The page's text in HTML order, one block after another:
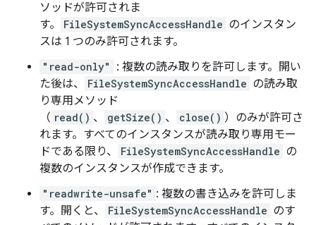
ソッドが許可されま
す。
FileSystemSyncAccessHandle のインスタン
スは 1 つのみ許可されます。
"read-only"
: 複数の読み取りを許可します。開い
た後は、
FileSystemSyncAccessHandle の読み取
り専用メソッド
（ read() 、 getSize() 、 close() ）のみが許可さ
れます。すべてのインスタンスが読み取り専用モー
ドである限り、
FileSystemSyncAccessHandle の
複数のインスタンスが作成できます。
"readwrite-unsafe" : 複数の書き込みを許可しま
す。開くと、
FileSystemSyncAccessHandle のす